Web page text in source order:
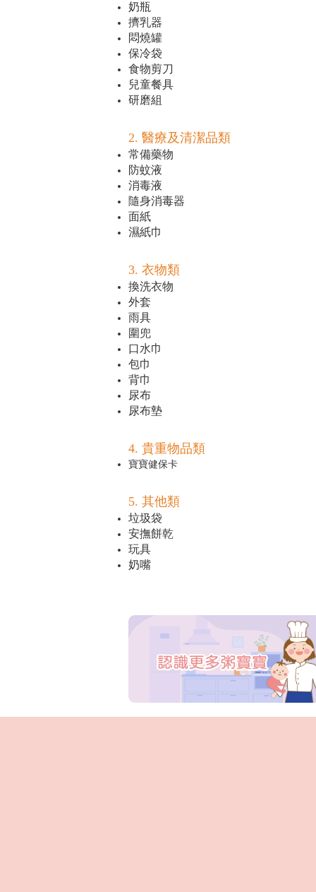
奶瓶
擠乳器
悶燒罐
保冷袋
食物剪刀
兒童餐具
研磨組
2. 醫療及清潔品類
常備藥物
防蚊液
消毒液
隨身消毒器
面紙
濕紙巾
3. 衣物類
換洗衣物
外套
雨具
圍兜
口水巾
包巾
背巾
尿布
尿布墊
4. 貴重物品類
寶寶健保卡
5. 其他類
垃圾袋
安撫餅乾
玩具
奶嘴